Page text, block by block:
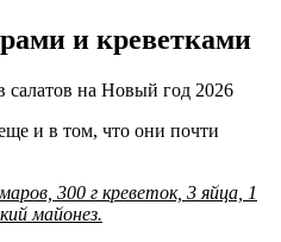
и креветками
и в том, что они почти
300 г креветок, 3 яйца, 1
майонез.